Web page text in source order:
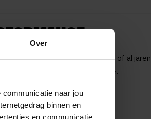
Over
naar jou
binnen en
en communicatie
Of je nu een beginner bent of al jaren
die Crazy About Sports zijn.
sporters.